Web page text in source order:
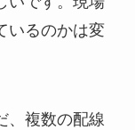
いるのかは変
、複数の配線